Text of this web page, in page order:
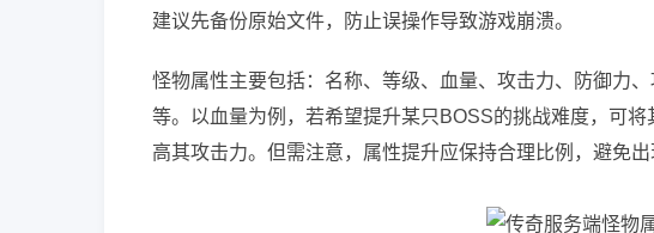
建议先备份原始文件，防止误操作导致游戏崩溃。
怪物属性主要包括：名称、等级、血量、攻击力、防御力
等。以血量为例，若希望提升某只BOSS的挑战难度，可
高其攻击力。但需注意，属性提升应保持合理比例，避免出